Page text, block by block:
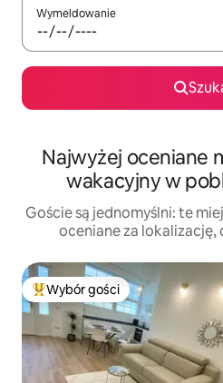
Wymeldowanie
Najwyżej oceniane
wakacyjny w
Goście są jednomyślni: te
oceniane za lokalizację,
Najpopularniejsze z kategorii
Wybór gości